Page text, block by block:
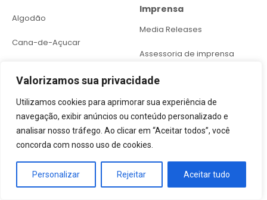
Valorizamos sua privacidade
Utilizamos cookies para aprimorar sua experiência de
navegação, exibir anúncios ou conteúdo personalizado e
analisar nosso tráfego. Ao clicar em “Aceitar todos”, você
concorda com nosso uso de cookies.
Personalizar Rejeitar Aceitar tudo
Algodão
Cana-de-Açucar
Arroz
Citrus
Imprensa
Media Releases
Assessoria de imprensa
Sustentabilidade
Uso Correto e Seguro
Plano de Agricultura
Sustentável
Iniciativas para Polinizadores